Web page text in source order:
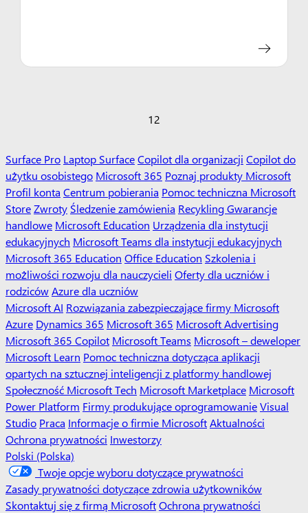
12
Surface Pro Laptop SurfaceCopilot dla organizacji Copilot do
użytku osobistego Microsoft 365 Poznaj produkty Microsoft
Profil konta Centrum pobierania Pomoc techniczna Microsoft
StoreZwroty Śledzenie zamówienia RecyklingGwarancje
handlowe Microsoft Education Urządzenia dla instytucji
edukacyjnych Microsoft Teams dla instytucji edukacyjnych
Microsoft 365 Education Office Education Szkolenia i
możliwości rozwoju dla nauczycieli Oferty dla uczniów i
rodzicówAzure dla uczniów
Microsoft AI Rozwiązania zabezpieczające firmy Microsoft
Azure Dynamics 365 Microsoft 365 Microsoft Advertising
Microsoft 365 Copilot Microsoft Teams Microsoft – deweloper
Microsoft Learn Pomoc techniczna dotycząca aplikacji
opartych na sztucznej inteligencji z platformy handlowej
Społeczność Microsoft Tech Microsoft Marketplace Microsoft
Power Platform Firmy produkujące oprogramowanieVisual
Studio Praca Informacje o firmie MicrosoftAktualności
Ochrona prywatności Inwestorzy
Polski (Polska)
Twoje opcje wyboru dotyczące prywatności
Zasady prywatności dotyczące zdrowia użytkowników
Skontaktuj się z firmą MicrosoftOchrona prywatności